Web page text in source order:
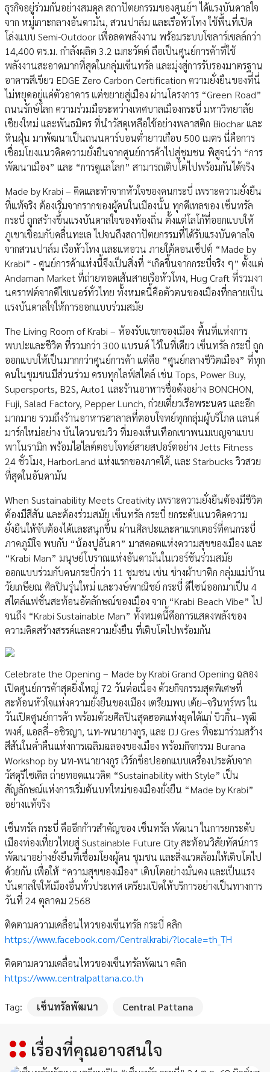
ธุรกิจอยู่ร่วมกันอย่างสมดุล สถาปัตยกรรมของศูนย์ฯ ได้แรงบันดาลใจ
จาก หมู่เกาะกลางอันดามัน, สวนปาล์ม และเรือหัวโทง ใช้พื้นที่เปิด
โล่งแบบ Semi-Outdoor เพื่อลดพลังงาน พร้อมระบบโซลาร์เซลล์กว่า
14,400 ตร.ม. กำลังผลิต 3.2 เมกะวัตต์ ถือเป็นศูนย์การค้าที่ใช้
พลังงานสะอาดมากที่สุดในกลุ่มเซ็นทรัล และมุ่งสู่การรับรองมาตรฐาน
อาคารสีเขียว EDGE Zero Carbon Certification ความยั่งยืนของที่นี่
ไม่หยุดอยู่แค่ตัวอาคาร แต่ขยายสู่เมือง ผ่านโครงการ “Green Road”
ถนนรักษ์โลก ความร่วมมือระหว่างเทศบาลเมืองกระบี่ มหาวิทยาลัย
เชียงใหม่ และพันธมิตร ที่นำวัสดุเหลือใช้อย่างพลาสติก Biochar และ
หินฝุ่น มาพัฒนาเป็นถนนคาร์บอนต่ำยาวเกือบ 500 เมตร นี่คือการ
เชื่อมโยงแนวคิดความยั่งยืนจากศูนย์การค้าไปสู่ชุมชน พิสูจน์ว่า “การ
พัฒนาเมือง” และ “การดูแลโลก” สามารถเติบโตไปพร้อมกันได้จริง
Made by Krabi – คิดและทำจากหัวใจของคนกระบี่ เพราะความยั่งยืน
ที่แท้จริง ต้องเริ่มจากรากของผู้คนในเมืองนั้น ทุกดีเทลของ เซ็นทรัล
กระบี่ ถูกสร้างขึ้นแรงบันดาลใจของท้องถิ่น ตั้งแต่โลโก้ที่ออกแบบให้
ภูเขาเชื่อมกับคลื่นทะเล ไปจนถึงสถาปัตยกรรมที่ได้รับแรงบันดาลใจ
จากสวนปาล์ม เรือหัวโทง และแหอวน ภายใต้คอนเซ็ปต์ “Made by
Krabi” - ศูนย์การค้าแห่งนี้จึงเป็นสิ่งที่ “เกิดขึ้นจากกระบี่จริง ๆ” ตั้งแต่
Andaman Market ที่ถ่ายทอดเส้นสายเรือหัวโทง, Hug Craft ที่รวมงา
นคราฟต์จากดีไซเนอร์ทั่วไทย ทั้งหมดนี้คือตัวตนของเมืองที่กลายเป็น
แรงบันดาลใจให้การออกแบบร่วมสมัย
The Living Room of Krabi – ห้องรับแขกของเมือง พื้นที่แห่งการ
พบปะและชีวิต ที่รวมกว่า 300 แบรนด์ ไว้ในที่เดียว เซ็นทรัล กระบี่ ถูก
ออกแบบให้เป็นมากกว่าศูนย์การค้า แต่คือ “ศูนย์กลางชีวิตเมือง” ที่ทุก
คนในชุมชนมีส่วนร่วม ครบทุกไลฟ์สไตล์ เช่น Tops, Power Buy,
Supersports, B2S, Auto1 และร้านอาหารชื่อดังอย่าง BONCHON,
Fuji, Salad Factory, Pepper Lunch, ก๋วยเตี๋ยวเรือพระนคร และอีก
มากมาย รวมถึงร้านอาหารฮาลาลที่ตอบโจทย์ทุกกลุ่มผู้บริโภค แลนด์
มาร์กใหม่อย่าง บันไดวนชมวิว ที่มองเห็นเทือกเขาพนมเบญจาแบบ
พาโนรามิก พร้อมไฮไลต์ตอบโจทย์สายสปอร์ตอย่าง Jetts Fitness
24 ชั่วโมง, HarborLand แห่งแรกของภาคใต้, และ Starbucks วิวสวย
ที่สุดในอันดามัน
When Sustainability Meets Creativity เพราะความยั่งยืนต้องมีชีวิต
ต้องมีสีสัน และต้องร่วมสมัย เซ็นทรัล กระบี่ ยกระดับแนวคิดความ
ยั่งยืนให้จับต้องได้และสนุกขึ้น ผ่านศิลปะและคาแรกเตอร์ที่คนกระบี่
ภาคภูมิใจ พบกับ “น้องปูอันดา” มาสคอตแห่งความสุขของเมือง และ
“Krabi Man” มนุษย์โบราณแห่งอันดามันในเวอร์ชันร่วมสมัย
ออกแบบร่วมกับคนกระบี่กว่า 11 ชุมชน เช่น ช่างผ้าบาติก กลุ่มแม่บ้าน
วัยเกษียณ ศิลปินรุ่นใหม่ และวงษ์พาณิชย์ กระบี่ ดีไซน์ออกมาเป็น 4
สไตล์แฟชั่นสะท้อนอัตลักษณ์ของเมือง จาก “Krabi Beach Vibe” ไป
จนถึง “Krabi Sustainable Man” ทั้งหมดนี้คือการแสดงพลังของ
ความคิดสร้างสรรค์และความยั่งยืน ที่เติบโตไปพร้อมกัน
Celebrate the Opening – Made by Krabi Grand Opening ฉลอง
เปิดศูนย์การค้าสุดยิ่งใหญ่ 72 วันต่อเนื่อง ด้วยกิจกรรมสุดพิเศษที่
สะท้อนหัวใจแห่งความยั่งยืนของเมือง เตรียมพบ เต้ย–จรินทร์พร ใน
วันเปิดศูนย์การค้า พร้อมด้วยศิลปินสุดฮอตแห่งยุคได้แก่ บิวกิ้น–พุฒิ
พงศ์, แอลลี่–อชิรญา, นท-พนายางกูร, และ DJ Gres ที่จะมาร่วมสร้าง
สีสันในค่ำคืนแห่งการเฉลิมฉลองของเมือง พร้อมกิจกรรม Burana
Workshop by นท-พนายางกูร เวิร์กช็อปออกแบบเครื่องประดับจาก
วัสดุรีไซเคิล ถ่ายทอดแนวคิด “Sustainability with Style” เป็น
สัญลักษณ์แห่งการเริ่มต้นบทใหม่ของเมืองยั่งยืน “Made by Krabi”
อย่างแท้จริง
เซ็นทรัล กระบี่ คืออีกก้าวสำคัญของ เซ็นทรัล พัฒนา ในการยกระดับ
เมืองท่องเที่ยวไทยสู่ Sustainable Future City สะท้อนวิสัยทัศน์การ
พัฒนาอย่างยั่งยืนที่เชื่อมโยงผู้คน ชุมชน และสิ่งแวดล้อมให้เติบโตไป
ด้วยกัน เพื่อให้ “ความสุขของเมือง” เติบโตอย่างมั่นคง และเป็นแรง
บันดาลใจให้เมืองอื่นทั่วประเทศ เตรียมเปิดให้บริการอย่างเป็นทางการ
วันที่ 24 ตุลาคม 2568
ติดตามความเคลื่อนไหวของเซ็นทรัล กระบี่ คลิก
https://www.facebook.com/Centralkrabi/?locale=th_TH
ติดตามความเคลื่อนไหวของเซ็นทรัลพัฒนา คลิก
https://www.centralpattana.co.th
Tag: เซ็นทรัลพัฒนา Central Pattana
เรื่องที่คุณอาจสนใจ